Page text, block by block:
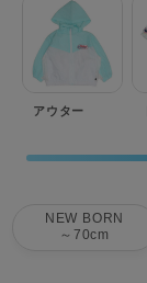
アウター
NEW BORN
～70cm